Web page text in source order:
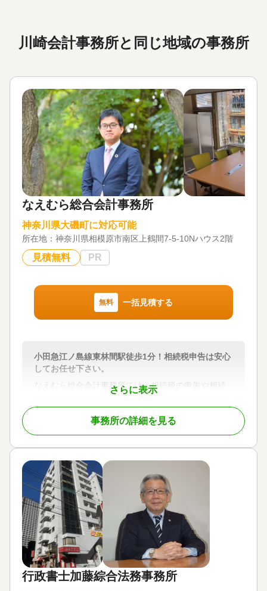
川崎会計事務所と同じ地域の事務所
なえむら総合会計事務所
神奈川県大磯町に対応可能
所在地： 神奈川県相模原市南区上鶴間7-5-10Nハウス2階
見積無料 PR
無料 一括見積する
さらに表示
小田急江ノ島線東林間駅徒歩1分！相続税申告は安心
してお任せ下さい。
なえむら総合会計事務所では、相続税の申告や相続
手続きについて、専門的なサポートを行っていま
す。相続に関する不安や疑問を一つひとつ解決し、
安心して大切な手続きを任せていただけるよう、心
を込めてお手伝いします。
続税の申告だけでなく、遺産分割や納税資金の準備
など、相続に関わる全ての手続きをサポートしま
す。複雑な手続きも丁寧にご説明し、お客様が安心
できるように進めますので、初めての方でもご安心
ください。
また、事業をお持ちの方には、事業承継のサポート
も行っています。大切な会社を次の世代へ引き継ぐ
ためのアドバイスを提供し、税務面からもしっかり
とサポートいたします。
事務所の詳細を見る
行政書士加藤綜合法務事務所